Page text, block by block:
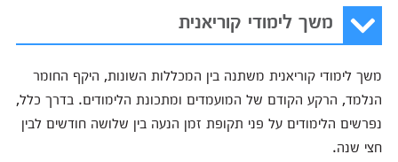
משך לימודי קוריאנית
משך לימודי קוריאנית משתנה בין המכללות השונות, היקף החומר
הנלמד, הרקע הקודם של המועמדים ומתכונת הלימודים. בדרך כלל,
נפרשים הלימודים על פני תקופת זמן הנעה בין שלושה חודשים לבין
חצי שנה.